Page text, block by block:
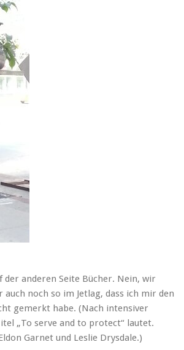
anderen Seite Bücher. Nein, wir
noch so im Jetlag, dass ich mir den
gemerkt habe. (Nach intensiver
„To serve and to protect“ lautet.
Garnet und Leslie Drysdale.)